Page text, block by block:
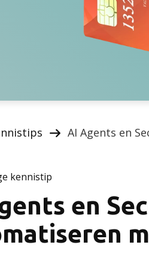
AI Agents en
kennistip
en